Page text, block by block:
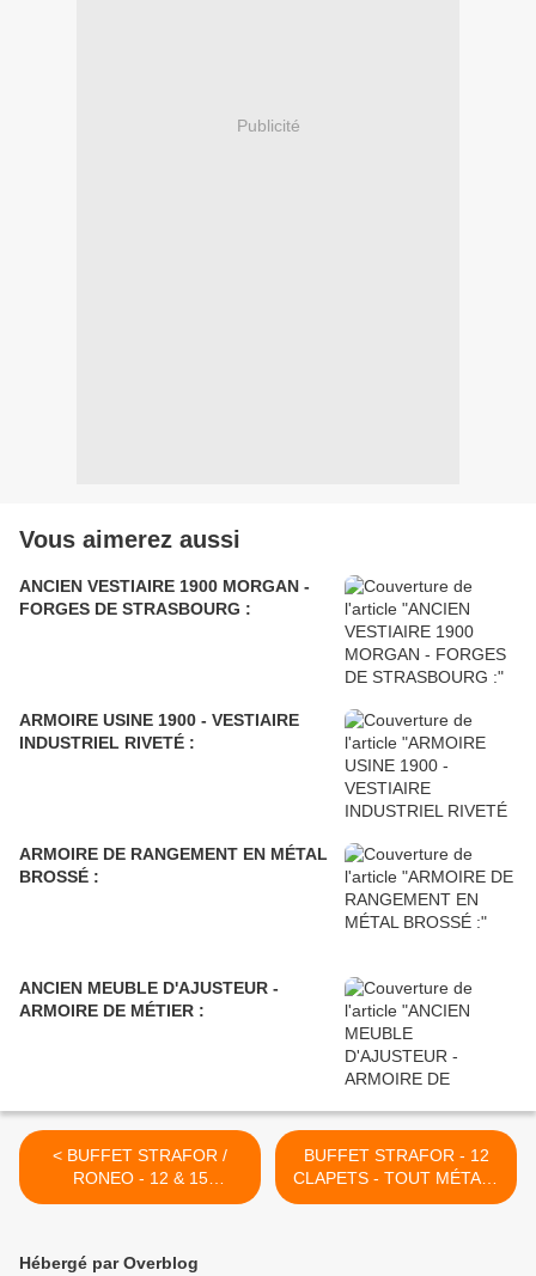
Publicité
Vous aimerez aussi
ANCIEN VESTIAIRE 1900 MORGAN -
FORGES DE STRASBOURG :
ARMOIRE USINE 1900 - VESTIAIRE
INDUSTRIEL RIVETÉ :
ARMOIRE DE RANGEMENT EN MÉTAL
BROSSÉ :
ANCIEN MEUBLE D'AJUSTEUR -
ARMOIRE DE MÉTIER :
< BUFFET STRAFOR /
RONEO - 12 & 15
CLAPETS - PLATEAU BOIS
BUFFET STRAFOR - 12
CLAPETS - TOUT MÉTAL :
>
Hébergé par Overblog